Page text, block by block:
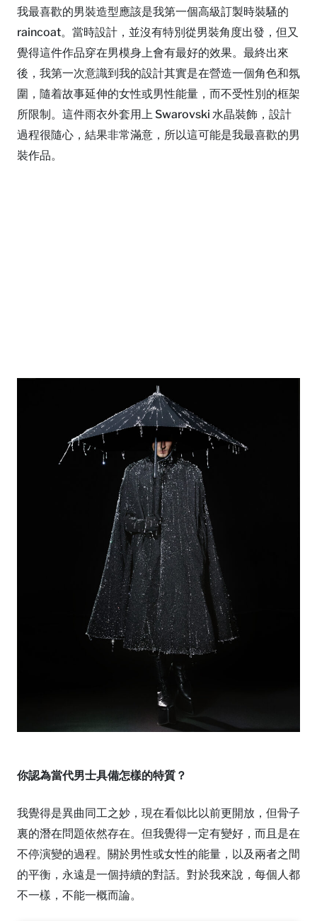
我最喜歡的男裝造型應該是我第一個高級訂製時裝騷的
raincoat。當時設計，並沒有特別從男裝角度出發，但又
覺得這件作品穿在男模身上會有最好的效果。最終出來
後，我第一次意識到我的設計其實是在營造一個角色和氛
圍，隨着故事延伸的女性或男性能量，而不受性別的框架
所限制。這件雨衣外套用上 Swarovski 水晶裝飾，設計
過程很隨心，結果非常滿意，所以這可能是我最喜歡的男
裝作品。
你認為當代男士具備怎樣的特質？
我覺得是異曲同工之妙，現在看似比以前更開放，但骨子
裏的潛在問題依然存在。但我覺得一定有變好，而且是在
不停演變的過程。關於男性或女性的能量，以及兩者之間
的平衡，永遠是一個持續的對話。對於我來說，每個人都
不一樣，不能一概而論。